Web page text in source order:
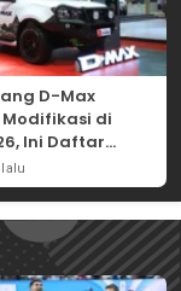
D-Max
di
Ini Daftar